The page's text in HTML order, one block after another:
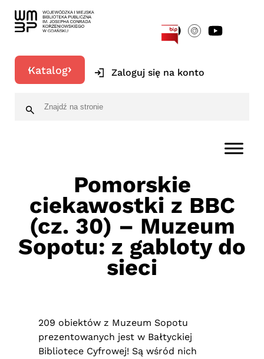
Katalog Zaloguj się na konto
Pomorskie
ciekawostki z BBC
(cz. 30) – Muzeum
Sopotu: z gabloty do
sieci
209 obiektów z Muzeum Sopotu
prezentowanych jest w Bałtyckiej
Bibliotece Cyfrowej! Są wśród nich